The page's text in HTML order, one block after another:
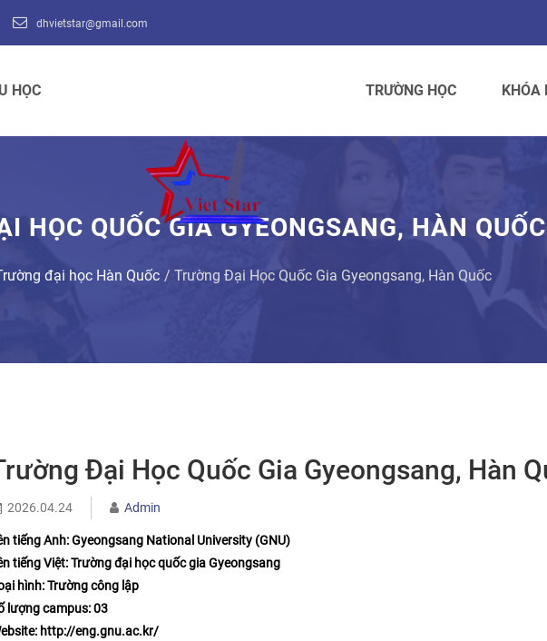
dhvietstar@gmail.com
HỌC TRƯỜNG HỌC KHÓA
HỌC QUỐC GIA GYEONGSANG, HÀN QUỐC
đại học Hàn Quốc Trường Đại Học Quốc Gia Gyeongsang, Hàn Quốc
Đại Học Quốc Gia Gyeongsang, Hàn
2026.04.24 Admin
tiếng Anh: Gyeongsang National University (GNU)
tiếng Việt: Trường đại học quốc gia Gyeongsang
hình: Trường công lập
lượng campus: 03
http://eng.gnu.ac.kr/